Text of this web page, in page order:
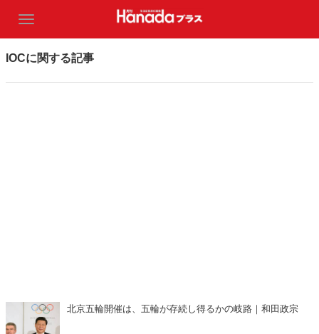
IOCに関する記事
北京五輪開催は、五輪が存続し得るかの岐路｜和田政宗